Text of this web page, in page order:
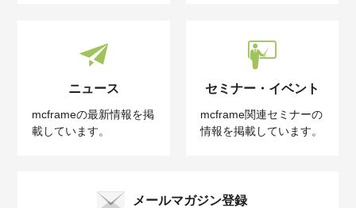
ニュース
mcframeの最新情報を掲
載しています。
セミナー・イベント
mcframe関連セミナーの
情報を掲載しています。
メールマガジン登録